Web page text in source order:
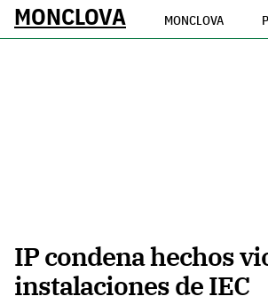
MONCLOVA MONCLOVA
IP condena hechos
instalaciones de IEC